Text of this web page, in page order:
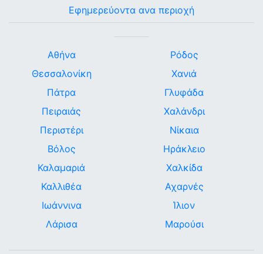
Εφημερεύοντα ανα περιοχή
Αθήνα
Θεσσαλονίκη
Πάτρα
Πειραιάς
Περιστέρι
Βόλος
Καλαμαριά
Καλλιθέα
Ιωάννινα
Λάρισα
Ρόδος
Χανιά
Γλυφάδα
Χαλάνδρι
Νίκαια
Ηράκλειο
Χαλκίδα
Αχαρνές
Ίλιον
Μαρούσι